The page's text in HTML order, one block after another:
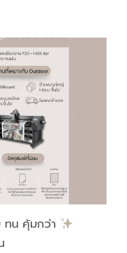
มัน
ไม่
ได้
มี
ดี
แค่
“เงา
สวย”
ทน คุ้มกว่า
บน